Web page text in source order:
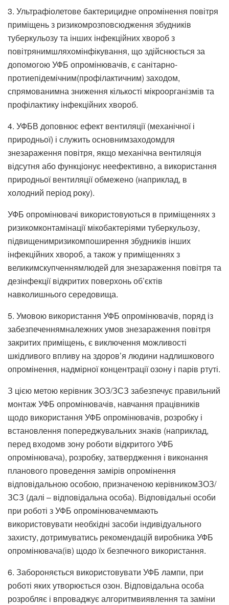
3. Ультрафіолетове бактерицидне опромінення повітря
приміщень з ризикомрозповсюдження збудників
туберкульозу та інших інфекційних хвороб з
повітрянимшляхомінфікування, що здійснюється за
допомогою УФБ опромінювачів, є санітарно-
протиепідемічним(профілактичним) заходом,
спрямованимна зниження кількості мікроорганізмів та
профілактику інфекційних хвороб.
4. УФБВ доповнює ефект вентиляції (механічної і
природньої) і служить основнимзаходомдля
знезараження повітря, якщо механічна вентиляція
відсутня або функціонує неефективно, а використання
природньої вентиляції обмежено (наприклад, в
холодний період року).
УФБ опромінювачі використовуються в приміщеннях з
ризикомконтамінації мікобактеріями туберкульозу,
підвищенимризикомпоширення збудників інших
інфекційних хвороб, а також у приміщеннях з
великимскупченнямлюдей для знезараження повітря та
дезінфекції відкритих поверхонь об’єктів
навколишнього середовища.
5. Умовою використання УФБ опромінювачів, поряд із
забезпеченнямналежних умов знезараження повітря
закритих приміщень, є виключення можливості
шкідливого впливу на здоров’я людини надлишкового
опромінення, надмірної концентрації озону і парів ртуті.
З цією метою керівник ЗОЗ/ЗСЗ забезпечує правильний
монтаж УФБ опромінювачів, навчання працівників
щодо використання УФБ опромінювачів, розробку і
встановлення попереджувальних знаків (наприклад,
перед входомв зону роботи відкритого УФБ
опромінювача), розробку, затвердження і виконання
планового проведення замірів опромінення
відповідальною особою, призначеною керівникомЗОЗ/
ЗСЗ (далі – відповідальна особа). Відповідальні особи
при роботі з УФБ опромінювачеммають
використовувати необхідні засоби індивідуального
захисту, дотримуватись рекомендацій виробника УФБ
опромінювача(ів) щодо їх безпечного використання.
6. Забороняється використовувати УФБ лампи, при
роботі яких утворюється озон. Відповідальна особа
розробляє і впроваджує алгоритмвиявлення та заміни